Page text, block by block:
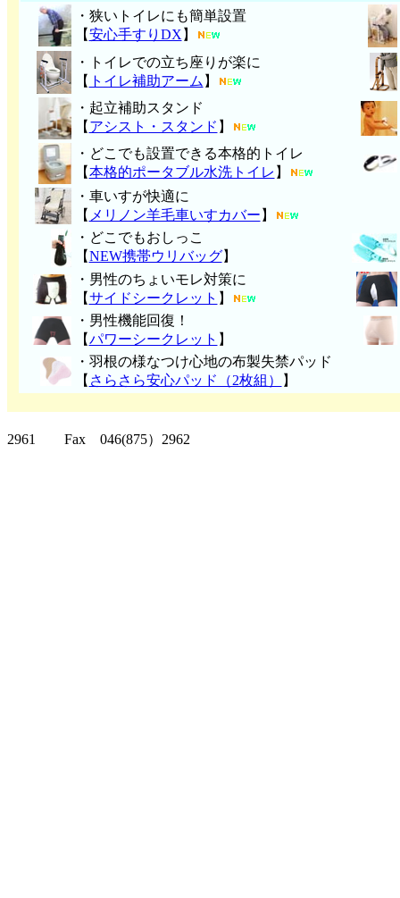
・狭いトイレにも簡単設置
【安心手すりDX 】
・トイレでの立ち座りが楽に
【 トイレ補助アーム 】
・起立補助スタンド
【 アシスト・スタンド 】
・どこでも設置できる本格的トイレ
【本格的ポータブル水洗トイレ 】
・車いすが快適に
【 メリノン羊毛車いすカバー 】
・どこでもおしっこ
【NEW携帯ウリバッグ】
・男性のちょいモレ対策に
【サイドシークレット 】
・男性機能回復！
【パワーシークレット 】
・ 羽根の様なつけ心地の布製失禁パッ ド
【 さらさら安心パッド（2枚組） 】
2961 Fax 046(875）2962